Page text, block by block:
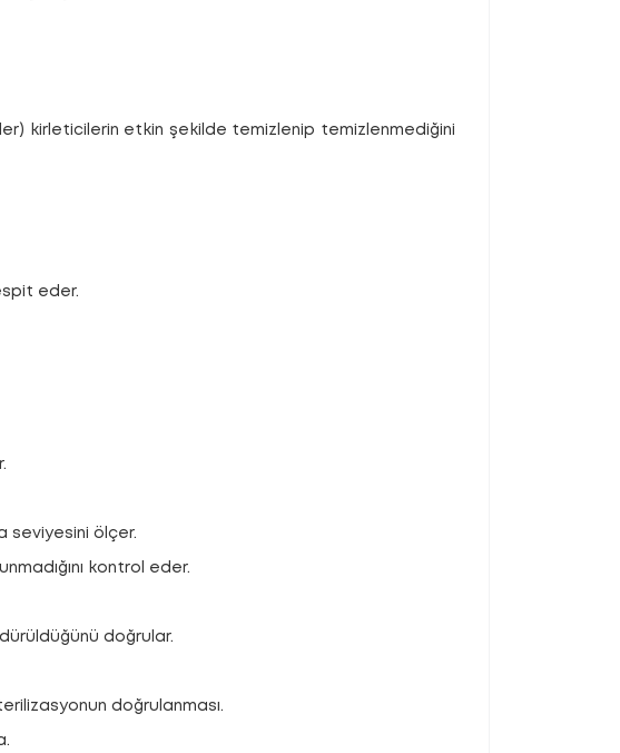
kirleticilerin etkin şekilde temizlenip temizlenmediğini
eder.
seviyesini ölçer.
kontrol eder.
doğrular.
doğrulanması.